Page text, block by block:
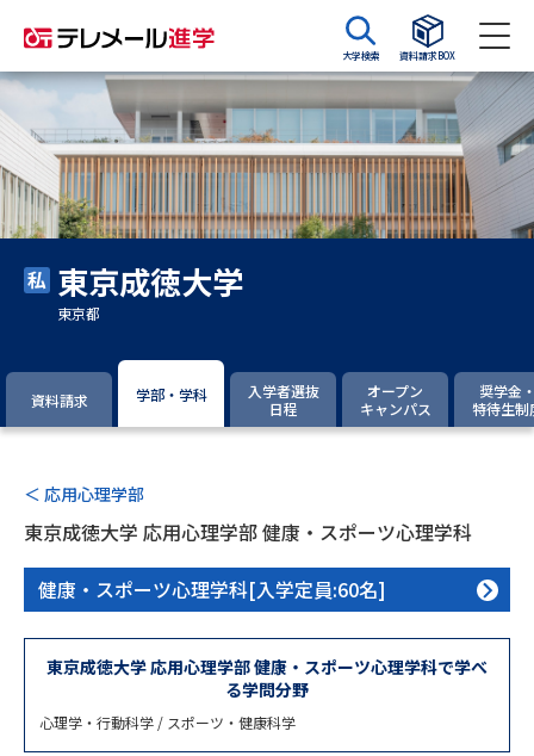
大学検索 資料請求BOX
資料請求 資料検索
大学・短大の資料種類から請求
大学パンフ
過去問題集
専門学校の資料請求 大学院の資料請求
留学・進学関連、塾・予備校
大学入学共通テスト「受験案
内」の請求
大学入学共通テスト「受験上の
配慮案内」の請求
高等学校卒業程度認定試験
幼稚園教員資格認定試験 小学校教員資格認定試験
東京成徳大学
東京都
資料請求 学部・学科
入学者選抜
日程
オープン
キャンパス
奨学金
特待生制
＜ 応用心理学部
東京成徳大学 応用心理学部 健康・スポーツ心理学科
健康・スポーツ心理学科[入学定員:60名]
東京成徳大学 応用心理学部 健康・スポーツ心理学科で学べ
る学問分野
心理学・行動科学 / スポーツ・健康科学